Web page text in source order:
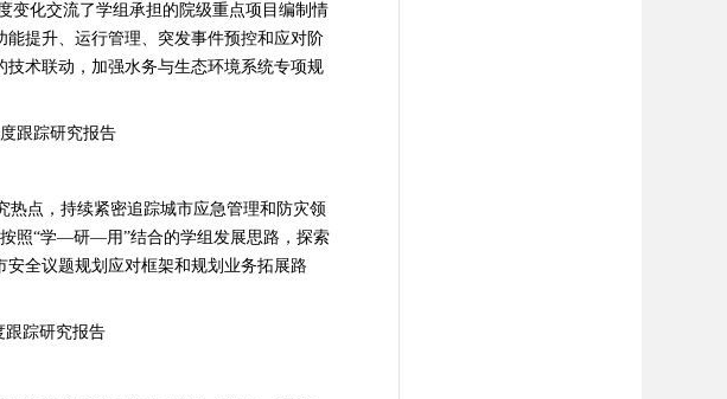
变化交流了学组承担的院级重点项目编制情
提升、运行管理、突发事件预控和应对阶
术联动，加强水务与生态环境系统专项规
跟踪研究报告
热点，持续紧密追踪城市应急管理和防灾领
照“学—研—用”结合的学组发展思路，探索
全议题规划应对框架和规划业务拓展路
踪研究报告